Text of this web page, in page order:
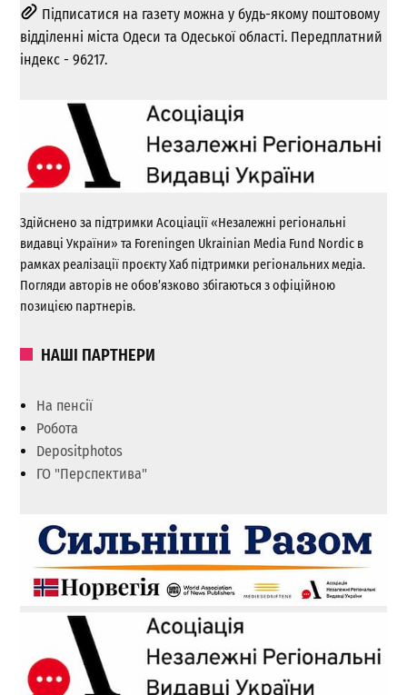
Підписатися на газету можна у будь-якому поштовому
відділенні міста Одеси та Одеської області. Передплатний
індекс - 96217.
Здійснено за підтримки Асоціації «Незалежні регіональні
видавці України» та Foreningen Ukrainian Media Fund Nordic в
рамках реалізації проєкту Хаб підтримки регіональних медіа.
Погляди авторів не обов’язково збігаються з офіційною
позицією партнерів.
НАШІ ПАРТНЕРИ
На пенсії
Робота
Depositphotos
ГО "Перспектива"